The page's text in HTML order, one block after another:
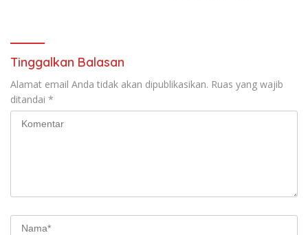
Tinggalkan Balasan
Alamat email Anda tidak akan dipublikasikan. Ruas yang wajib
ditandai *